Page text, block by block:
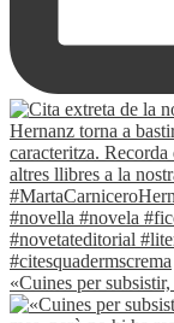
«Cuines per